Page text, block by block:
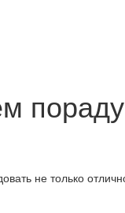
не только